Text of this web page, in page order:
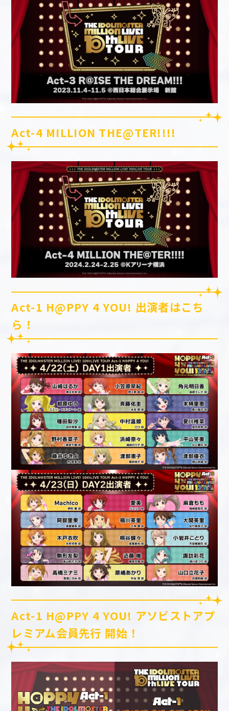
Act-4 MILLION THE@TER!!!!
Act-1 H@PPY 4 YOU! 出演者はこち
ら！
Act-1 H@PPY 4 YOU! アソビストアプ
レミアム会員先行 開始！